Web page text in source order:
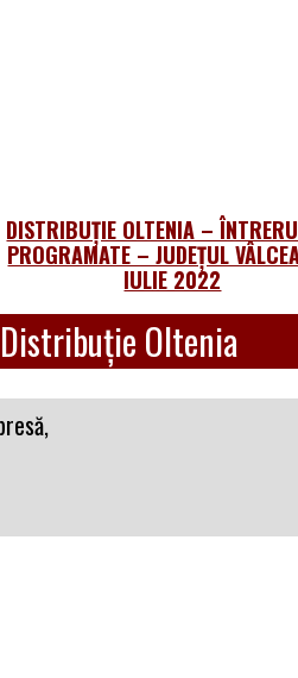
DISTRIBUȚIE OLTENIA –
PROGRAMATE – JUDEȚUL
IULIE 2022
Oltenia